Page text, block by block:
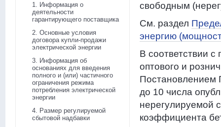
1. Информация о
деятельности
гарантирующего поставщика
2. Основные условия
договора купли-продажи
электрической энергии
3. Информация об
основаниях для введения
полного и (или) частичного
ограничения режима
потребления электрической
энергии
4. Размер регулируемой
сбытовой надбавки
свободным
См. раздел
энергию
В соответствии
оптового и
Постановлением
до 10 числа
нерегулируемой
коэффициента